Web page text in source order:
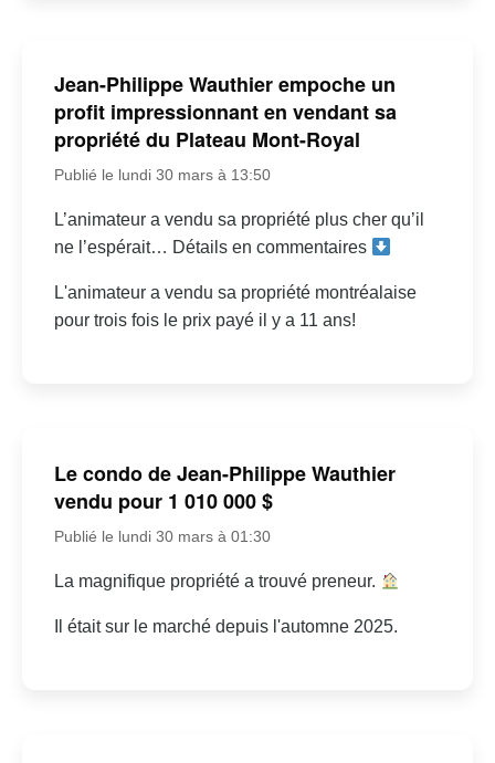
Jean-Philippe Wauthier empoche un
profit impressionnant en vendant sa
propriété du Plateau Mont-Royal
Publié le lundi 30 mars à 13:50
L’animateur a vendu sa propriété plus cher qu’il
ne l’espérait… Détails en commentaires
L'animateur a vendu sa propriété montréalaise
pour trois fois le prix payé il y a 11 ans!
Le condo de Jean-Philippe Wauthier
vendu pour 1 010 000 $
Publié le lundi 30 mars à 01:30
La magnifique propriété a trouvé preneur.
Il était sur le marché depuis l'automne 2025.